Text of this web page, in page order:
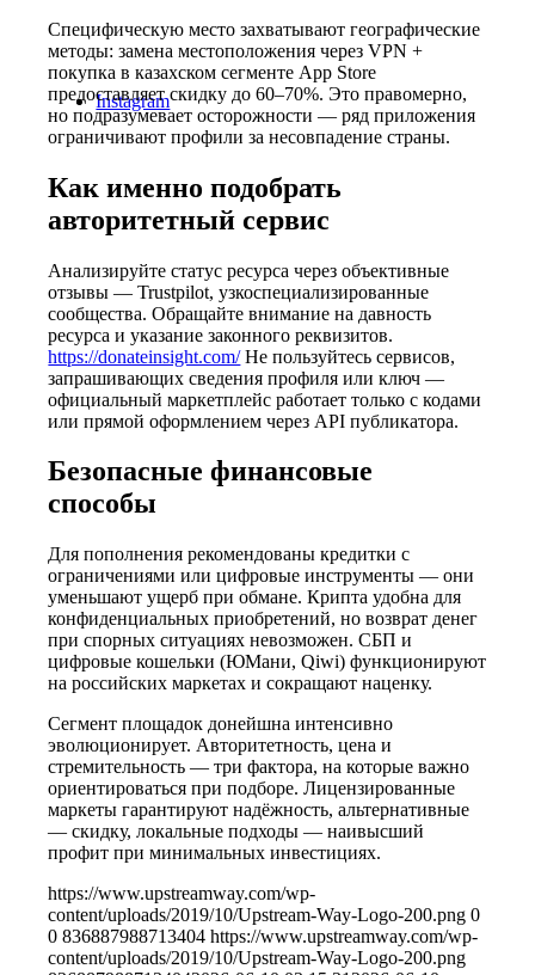
Instagram
Специфическую место захватывают географические
методы: замена местоположения через VPN +
покупка в казахском сегменте App Store
предоставляет скидку до 60–70%. Это правомерно,
но подразумевает осторожности — ряд приложения
ограничивают профили за несовпадение страны.
Как именно подобрать
авторитетный сервис
Анализируйте статус ресурса через объективные
отзывы — Trustpilot, узкоспециализированные
сообщества. Обращайте внимание на давность
ресурса и указание законного реквизитов.
https://donateinsight.com/Не пользуйтесь сервисов,
запрашивающих сведения профиля или ключ —
официальный маркетплейс работает только с кодами
или прямой оформлением через API публикатора.
Безопасные финансовые
способы
Для пополнения рекомендованы кредитки с
ограничениями или цифровые инструменты — они
уменьшают ущерб при обмане. Крипта удобна для
конфиденциальных приобретений, но возврат денег
при спорных ситуациях невозможен. СБП и
цифровые кошельки (ЮМани, Qiwi) функционируют
на российских маркетах и сокращают наценку.
Сегмент площадок донейшна интенсивно
эволюционирует. Авторитетность, цена и
стремительность — три фактора, на которые важно
ориентироваться при подборе. Лицензированные
маркеты гарантируют надёжность, альтернативные
— скидку, локальные подходы — наивысший
профит при минимальных инвестициях.
https://www.upstreamway.com/wp-
content/uploads/2019/10/Upstream-Way-Logo-200.png 0
0 836887988713404 https://www.upstreamway.com/wp-
content/uploads/2019/10/Upstream-Way-Logo-200.png